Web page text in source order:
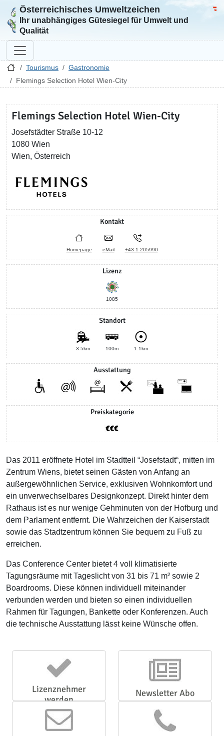
Zur Startseite
Österreichisches Umweltzeichen
Ihr unabhängiges Gütesiegel für Umwelt und
Qualität
Tourismus
Gastronomie
Flemings Selection Hotel Wien-City
Flemings Selection Hotel Wien-City
Josefstädter Straße 10-12
1080 Wien
Wien, Österreich
Kontakt
Homepage eMail +43 1 205990
Lizenz
1085
Standort
3.5km 100m 1.1km
Ausstattung
Preiskategorie
Das 2011 eröffnete Hotel im Stadtteil “Josefstadt“, mitten im
Zentrum Wiens, bietet seinen Gästen von Anfang an
außergewöhnlichen Service, exklusiven Wohnkomfort und
ein unverwechselbares Designkonzept. Direkt hinter dem
Rathaus ist es nur wenige Gehminuten von der Hofburg und
dem Parlament entfernt. Die Wahrzeichen der Kaiserstadt
sowie das Stadtzentrum können Sie bequem zu Fuß zu
erreichen.
Das Conference Center bietet 4 voll klimatisierte
Tagungsräume mit Tageslicht von 31 bis 71 m² sowie 2
Boardrooms. Diese können individuell miteinander
verbunden werden und bieten so einen individuellen
Rahmen für Tagungen, Bankette oder Konferenzen. Auch
die technische Ausstattung lässt keine Wünsche offen.
Lizenznehmer
werden
Newsletter Abo